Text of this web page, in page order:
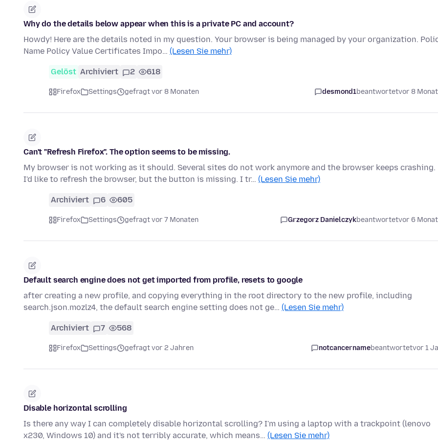
Why do the details below appear when this is a private PC and account?
Howdy! Here are the details noted in my question. Your browser is being managed by your organization.
Name Policy Value Certificates Impo… (Lesen Sie mehr)
Gelöst Archiviert 2 618
Firefox Settings gefragt vor 8 Monaten desmond1beantwortetvor 8
Can't "Refresh Firefox". The option seems to be missing.
My browser is not working as it should. Several sites do not work anymore and the browser keeps crashing.
I'd like to refresh the browser, but the button is missing. I tr… (Lesen Sie mehr)
Archiviert 6 605
Firefox Settings gefragt vor 7 Monaten Grzegorz Danielczykbeantwortetvor 6
Default search engine does not get imported from profile, resets to google
after creating a new profile, and copying everything in the root directory to the new profile, including
search.json.mozlz4, the default search engine setting does not ge… (Lesen Sie mehr)
Archiviert 7 568
Firefox Settings gefragt vor 2 Jahren notcancernamebeantwortetvor 1
Disable horizontal scrolling
Is there any way I can completely disable horizontal scrolling? I'm using a laptop with a trackpoint (lenovo
x230, Windows 10) and it's not terribly accurate, which means… (Lesen Sie mehr)